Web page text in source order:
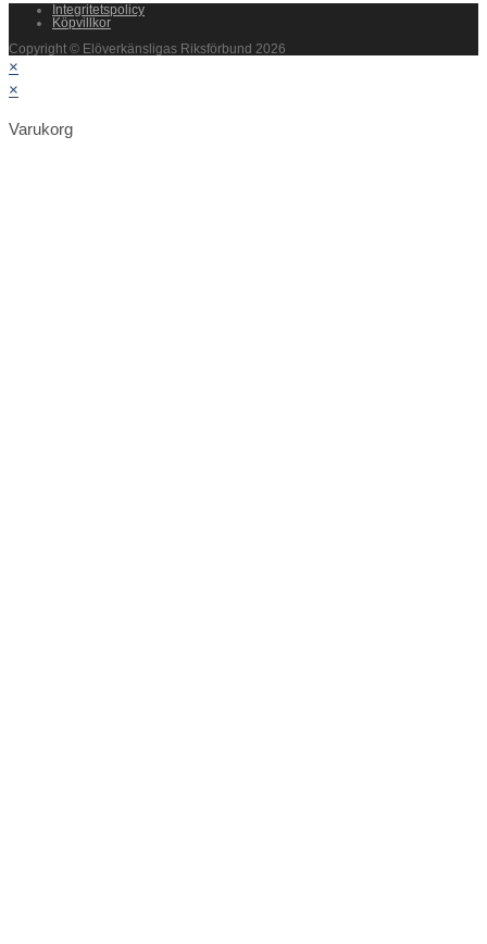
Integritetspolicy
Köpvillkor
Copyright © Elöverkänsligas Riksförbund 2026
×
×
Varukorg